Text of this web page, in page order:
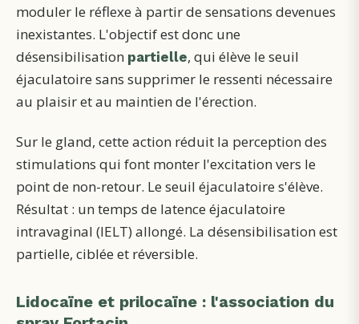
moduler le réflexe à partir de sensations devenues
inexistantes. L'objectif est donc une
désensibilisation partielle, qui élève le seuil
éjaculatoire sans supprimer le ressenti nécessaire
au plaisir et au maintien de l'érection.
Sur le gland, cette action réduit la perception des
stimulations qui font monter l'excitation vers le
point de non-retour. Le seuil éjaculatoire s'élève.
Résultat : un temps de latence éjaculatoire
intravaginal (IELT) allongé. La désensibilisation est
partielle, ciblée et réversible.
Lidocaïne et prilocaïne : l'association du